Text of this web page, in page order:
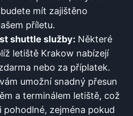
mít​ zajištěno
příletu.
shuttle‍ služby: ‍Některé​
letiště Krakow nabízejí
nebo za příplatek.
umožní​ snadný přesun⁤
a terminálem letiště, což
pohodlné, zejména pokud